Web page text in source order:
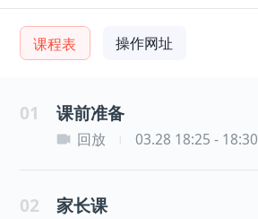
课程表 操作网址
01 课前准备
回放 03.28 18:25 - 18:30
02 家长课